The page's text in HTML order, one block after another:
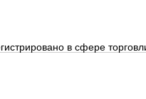
в сфере